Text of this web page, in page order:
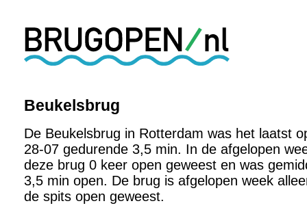
Beukelsbrug
De Beukelsbrug in Rotterdam was het laatst
28-07 gedurende 3,5 min. In de afgelopen
deze brug 0 keer open geweest en was
3,5 min open. De brug is afgelopen week
de spits open geweest.